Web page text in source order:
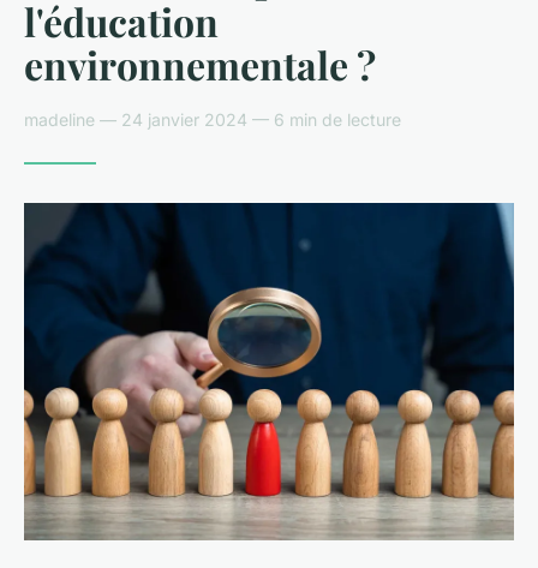
l'éducation
environnementale ?
madeline — 24 janvier 2024 — 6 min de lecture